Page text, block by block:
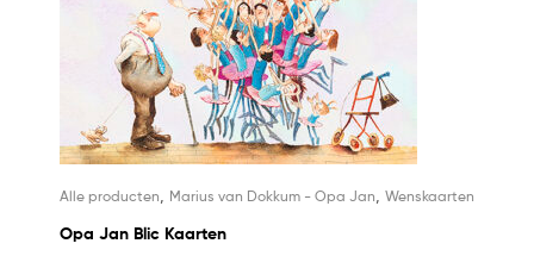
Alle producten Marius van Dokkum - Opa Jan Wenskaarten
Opa Jan Blic Kaarten